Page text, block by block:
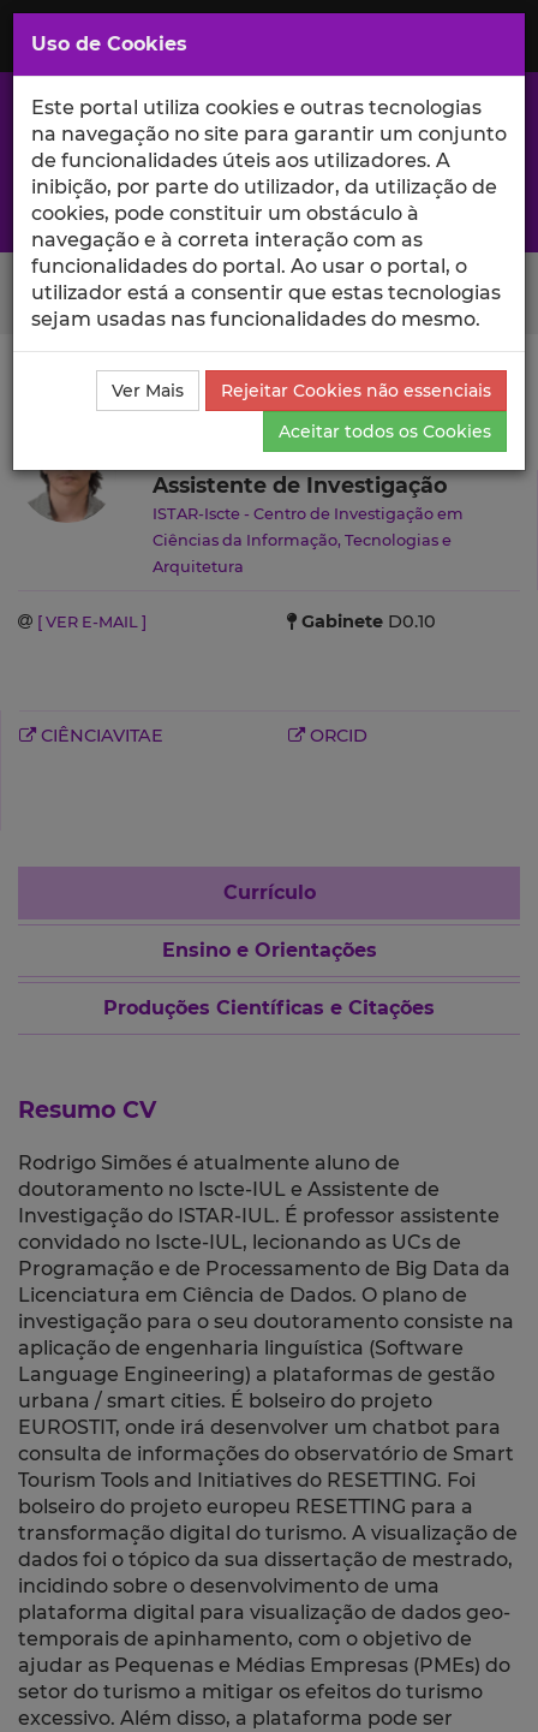
Saltar
para
Conteúdo
Principal
A excelência da investigação e ciência no Iscte
Search Button
Ciência_Iscte Autores Rodrigo Simões Currículo
Rodrigo Simões
Assistente de Investigação
ISTAR-Iscte - Centro de Investigação em
Ciências da Informação, Tecnologias e
Arquitetura
[ VER E-MAIL ] Gabinete D0.10
CIÊNCIAVITAE ORCID
Currículo
Ensino e Orientações
Produções Científicas e Citações
Resumo CV
Rodrigo Simões é atualmente aluno de
doutoramento no Iscte-IUL e Assistente de
Investigação do ISTAR-IUL. É professor assistente
convidado no Iscte-IUL, lecionando as UCs de
Programação e de Processamento de Big Data da
Licenciatura em Ciência de Dados. O plano de
investigação para o seu doutoramento consiste na
aplicação de engenharia linguística (Software
Language Engineering) a plataformas de gestão
urbana / smart cities. É bolseiro do projeto
EUROSTIT, onde irá desenvolver um chatbot para
consulta de informações do observatório de Smart
Tourism Tools and Initiatives do RESETTING. Foi
bolseiro do projeto europeu RESETTING para a
transformação digital do turismo. A visualização de
dados foi o tópico da sua dissertação de mestrado,
incidindo sobre o desenvolvimento de uma
plataforma digital para visualização de dados geo-
temporais de apinhamento, com o objetivo de
ajudar as Pequenas e Médias Empresas (PMEs) do
setor do turismo a mitigar os efeitos do turismo
excessivo. Além disso, a plataforma pode ser
Uso de Cookies
Este portal utiliza cookies e outras tecnologias
na navegação no site para garantir um conjunto
de funcionalidades úteis aos utilizadores. A
inibição, por parte do utilizador, da utilização de
cookies, pode constituir um obstáculo à
navegação e à correta interação com as
funcionalidades do portal. Ao usar o portal, o
utilizador está a consentir que estas tecnologias
sejam usadas nas funcionalidades do mesmo.
Ver Mais
Rejeitar Cookies não essenciais
Aceitar todos os Cookies